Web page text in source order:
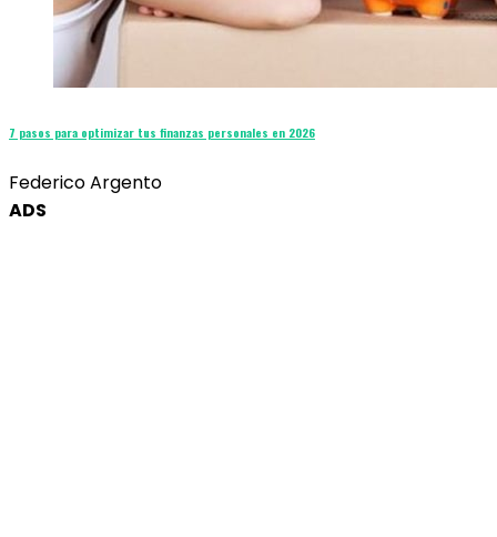
7 pasos para optimizar tus finanzas personales en 2026
Federico Argento
ADS